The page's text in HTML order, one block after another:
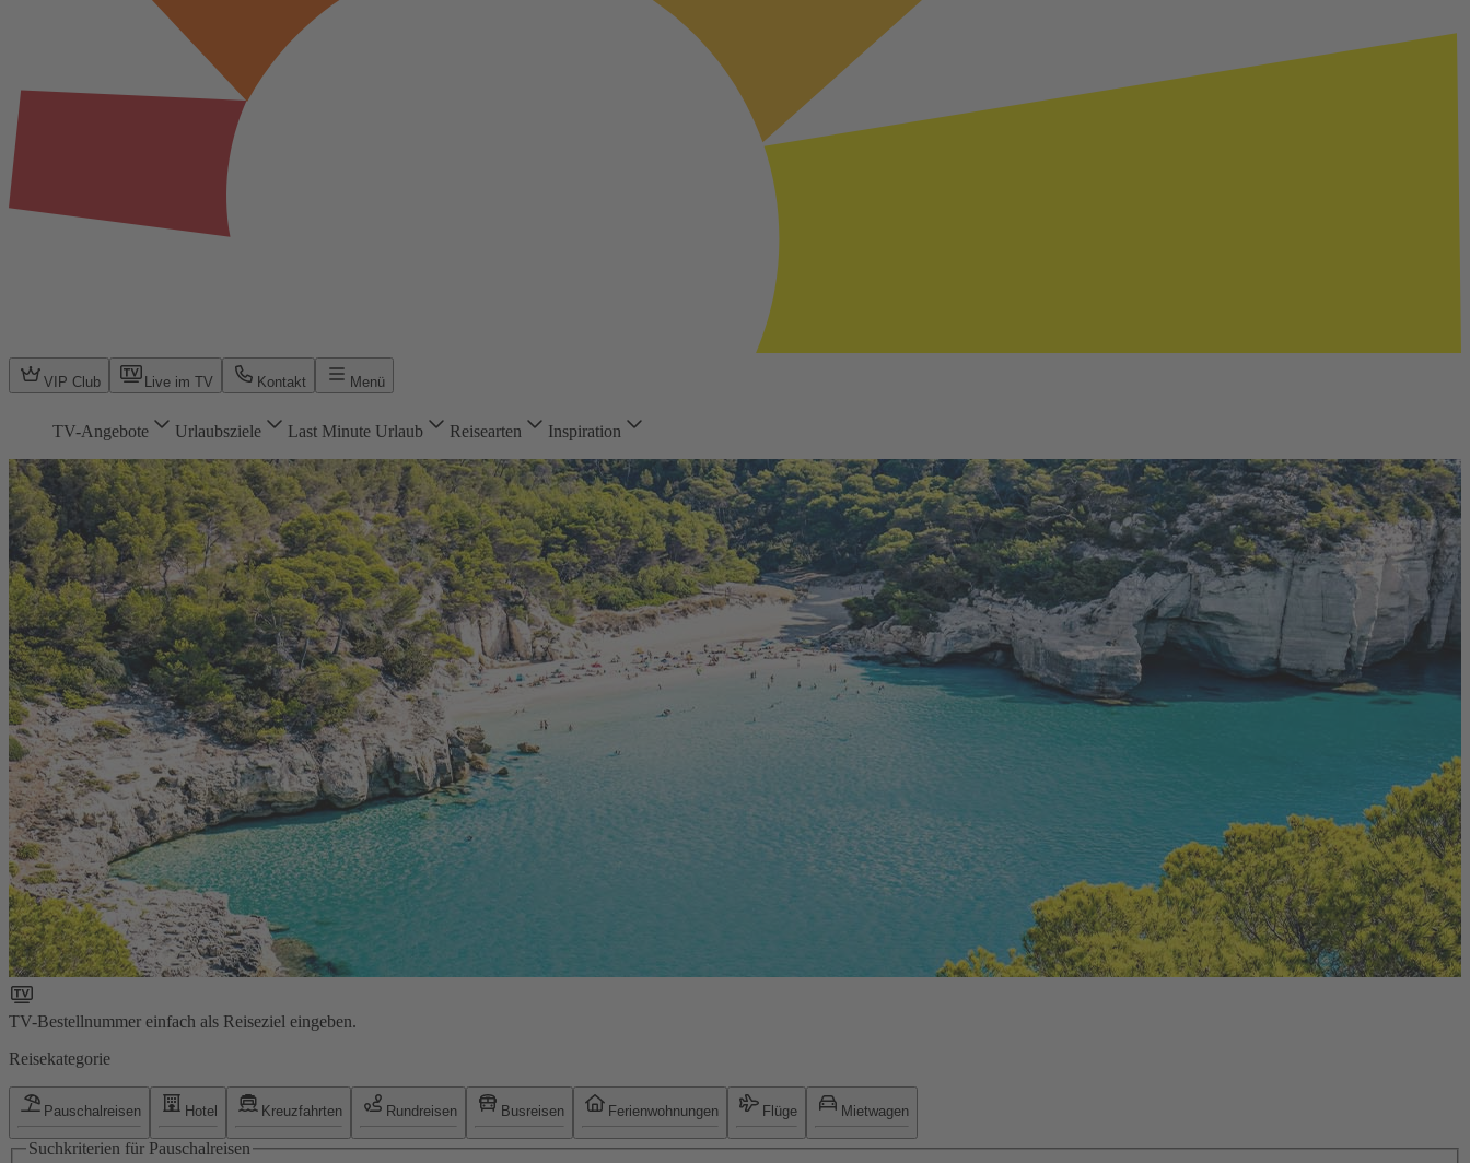
VIP Club Live im TV Kontakt Menü
TV-Angebote Urlaubsziele Last Minute Urlaub Reisearten Inspiration
TV-Bestellnummer einfach als Reiseziel eingeben.
Reisekategorie
Pauschalreisen Hotel Kreuzfahrten Rundreisen Busreisen Ferienwohnungen Flüge Mietwagen
Suchkriterien für Pauschalreisen